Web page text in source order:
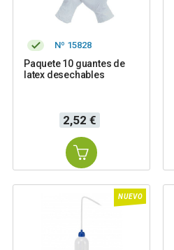
Nº 15828
Paquete 10 guantes de
latex desechables
Precio
2,52 €
NUEVO